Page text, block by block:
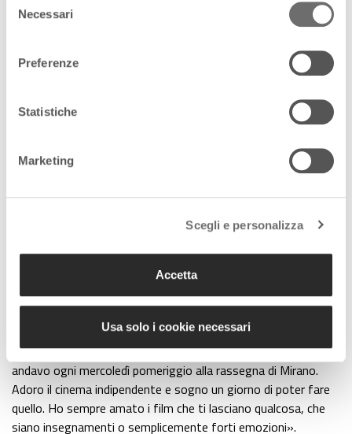
delNecessari
Preferenze
Statistiche
Marketing
Scegli e personalizza
Accetta
Usa solo i cookie necessari
parla di pedopornofilia. E per il resto vediamo: è tutto in
continua evoluzione. Intanto, continuo a seguire il mio
laboratorio di recitazione, in cui si lavora molto su se stessi.
Penso sia la cosa più bella che mi sia capitata fino ad ora».
Intanto reciti anche come Cenerentola in un teatro per
bambini. Cosa ti affascina del teatro per l’infanzia?
«È meraviglioso, il rapporto coi bambini è fantastico. Anche i
genitori si immedesimano perfettamente in quel contesto.
Il sogno nel cassetto, invece, qual è?
«Senza dubbio approdare al mondo del cinema. Tengo le dita
Quale tipo di cinema sogni?
«Io sono cresciuta vedendo moltissimi film: ai tempi del liceo
andavo ogni mercoledì pomeriggio alla rassegna di Mirano.
Adoro il cinema indipendente e sogno un giorno di poter fare
quello. Ho sempre amato i film che ti lasciano qualcosa, che
siano insegnamenti o semplicemente forti emozioni».